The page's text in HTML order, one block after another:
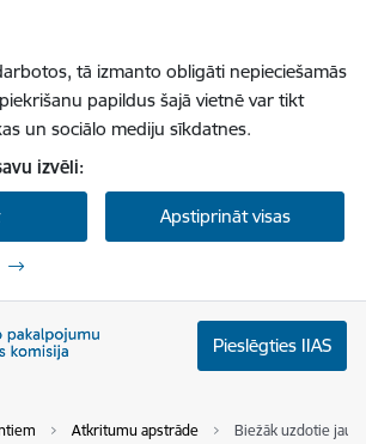
tā izmanto obligāti nepieciešamās
papildus šajā vietnē var tikt
un sociālo mediju sīkdatnes.
izvēli:
Apstiprināt visas
Pieslēgties IIAS
Atkritumu apstrāde Biežāk uzdotie